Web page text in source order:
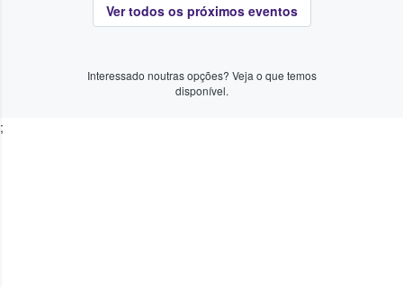
Ver todos os próximos eventos
Interessado noutras opções? Veja o que temos
disponível.
;